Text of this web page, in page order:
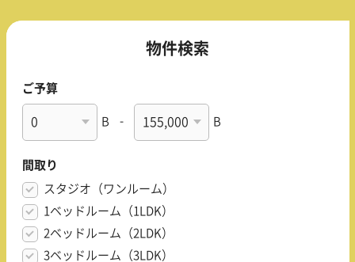
物件検索
ご予算
B - B
間取り
スタジオ（ワンルーム）
1ベッドルーム（1LDK）
2ベッドルーム（2LDK）
3ベッドルーム（3LDK）